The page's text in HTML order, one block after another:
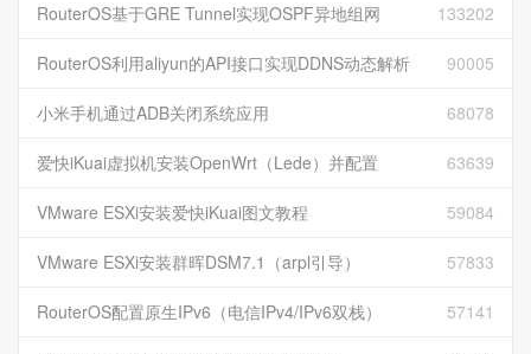
133202
RouterOS基于GRE Tunnel实现OSPF异地组网
90005
RouterOS利用aliyun的API接口实现DDNS动态解析
68078
小米手机通过ADB关闭系统应用
63639
爱快iKuai虚拟机安装OpenWrt（Lede）并配置
59084
VMware ESXi安装爱快iKuai图文教程
57833
VMware ESXi安装群晖DSM7.1（arpl引导）
57141
RouterOS配置原生IPv6（电信IPv4/IPv6双栈）